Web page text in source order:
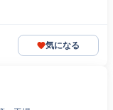
気になる